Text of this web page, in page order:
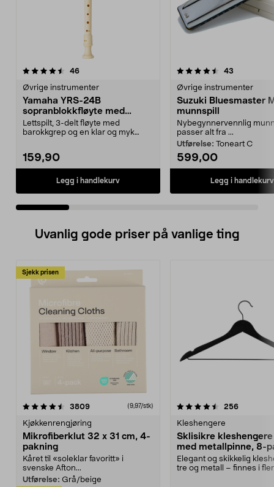
46anmeldelser
Øvrige instrumenter
Yamaha YRS-24B
sopranblokkfløyte med
barokkgrep
Lettspilt, 3-delt fløyte med
barokkgrep og en klar og myk
159,90
Legg i handlekurv
4.5 av 5 stjerner 43
Øvrige instrumenter
Suzuki Bluesmaster
munnspill
Nybegynnervennlig
passer alt fra ...
Utførelse: Toneart C
599,00
Legg i handlekurv
4.5 av 5 stjerner
Uvanlig gode priser på vanlige ting
Sjekk prisen
3809anmeldelser(9,97/stk)
Kjøkkenrengjøring
Mikrofiberklut 32 x 31 cm, 4-
pakning
Kåret til «soleklar favoritt» i
svenske Afton...
Utførelse: Grå/beige
4.5av 5 stjerner 256
Kleshengere
Sklisikre
med metallpinne, 8-
Elegant og skikkelig
tre og metall – finnes i
4.5av 5 stjerner